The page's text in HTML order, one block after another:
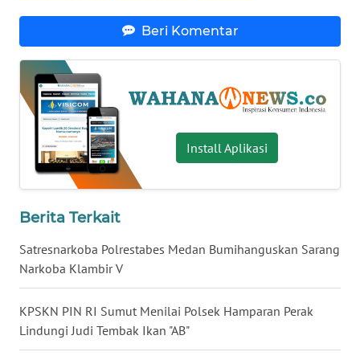
Beri Komentar
Install Aplikasi
Berita Terkait
Satresnarkoba Polrestabes Medan Bumihanguskan Sarang
Narkoba Klambir V
KPSKN PIN RI Sumut Menilai Polsek Hamparan Perak
Lindungi Judi Tembak Ikan "AB"
WN
SUMBAR
WN
SUMSEL
BENGKULU
WN
LAMPUNG
WN
JATENG